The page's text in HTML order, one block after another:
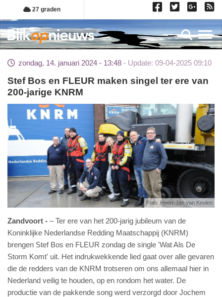
Overslaan
en
naar
de
gaan
27 graden
zondag, 14. januari 2024 - 13:48 Update: 09-04-2025 09:10
Stef Bos en FLEUR maken singel ter ere van
200-jarige KNRM
Foto: Heert-Jan van Keulen
Zandvoort
– Ter ere van het 200-jarig jubileum van de
Koninklijke Nederlandse Redding Maatschappij (KNRM)
brengen Stef Bos en FLEUR zondag de single 'Wat Als De
Storm Komt' uit. Het indrukwekkende lied gaat over alle gevaren
die de redders van de KNRM trotseren om ons allemaal hier in
Nederland veilig te houden, op en rondom het water. De
productie van de pakkende song werd verzorgd door Jochem